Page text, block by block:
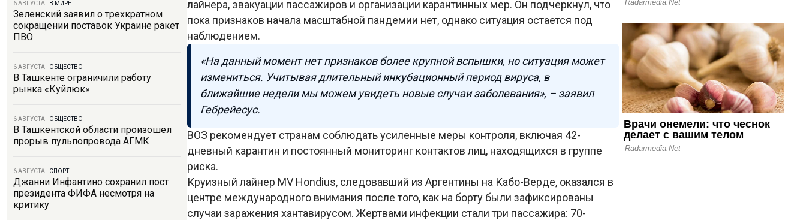
6 АВГУСТА В МИРЕ
Зеленский заявил о трехкратном
сокращении поставок Украине ракет
ПВО
6 АВГУСТА ОБЩЕСТВО
В Ташкенте ограничили работу
рынка «Куйлюк»
6 АВГУСТА ОБЩЕСТВО
В Ташкентской области произошел
прорыв пульпопровода АГМК
6 АВГУСТА СПОРТ
Джанни Инфантино сохранил пост
президента ФИФА несмотря на
критику
лайнера, эвакуации пассажиров и организации карантинных мер. Он подчеркнул, что
пока признаков начала масштабной пандемии нет, однако ситуация остается под
наблюдением.
«На данный момент нет признаков более крупной вспышки, но ситуация может
измениться. Учитывая длительный инкубационный период вируса, в
ближайшие недели мы можем увидеть новые случаи заболевания», – заявил
Гебрейесус.
ВОЗ рекомендует странам соблюдать усиленные меры контроля, включая 42-
дневный карантин и постоянный мониторинг контактов лиц, находящихся в группе
риска.
Круизный лайнер MV Hondius, следовавший из Аргентины на Кабо-Верде, оказался в
центре международного внимания после того, как на борту были зафиксированы
случаи заражения хантавирусом. Жертвами инфекции стали три пассажира: 70-